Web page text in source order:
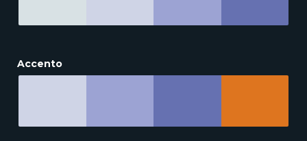
Accento